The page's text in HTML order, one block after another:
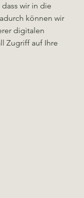
wir in die
können wir
digitalen
Zugriff auf Ihre